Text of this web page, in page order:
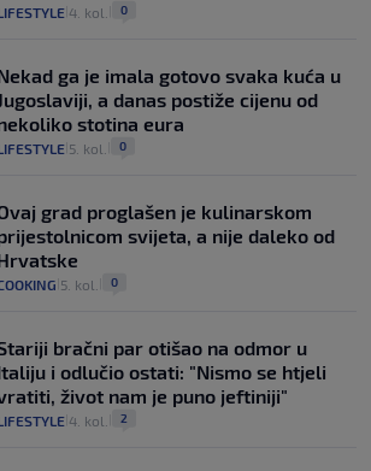
4. kol. 0
ga je imala gotovo svaka kuća u
a danas postiže cijenu od
stotina eura
5. kol. 0
grad proglašen je kulinarskom
svijeta, a nije daleko od
5. kol. 0
bračni par otišao na odmor u
i odlučio ostati: "Nismo se htjeli
život nam je puno jeftiniji"
4. kol. 2